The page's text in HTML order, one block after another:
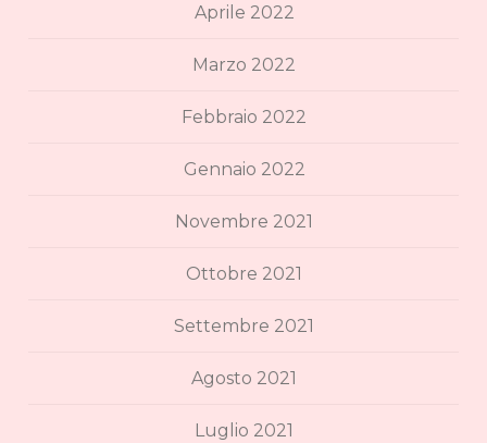
Aprile 2022
Marzo 2022
Febbraio 2022
Gennaio 2022
Novembre 2021
Ottobre 2021
Settembre 2021
Agosto 2021
Luglio 2021